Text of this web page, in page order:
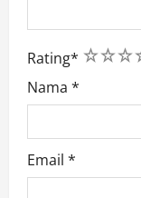
Rating* 4
3
2
1
Nama *
Email *